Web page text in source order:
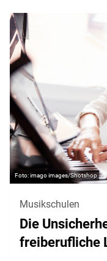
imago images/Shotshop
Musikschulen
Die
freiberufliche